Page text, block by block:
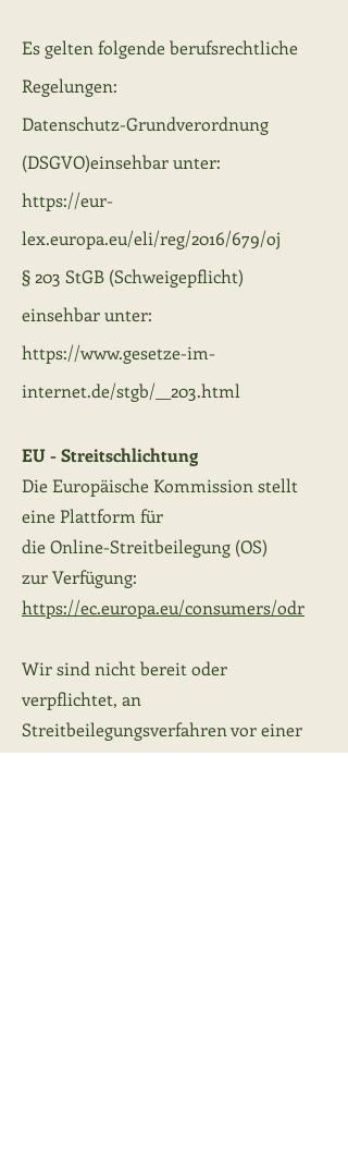
Es gelten folgende berufsrechtliche
Regelungen:
Datenschutz-Grundverordnung
(DSGVO)einsehbar unter:
https://eur-
lex.europa.eu/eli/reg/2016/679/oj
§ 203 StGB (Schweigepflicht)
einsehbar unter:
https://www.gesetze-im-
internet.de/stgb/__203.html
EU - Streitschlichtung
Die Europäische Kommission stellt
eine Plattform für
die Online-Streitbeilegung (OS)
zur Verfügung:
https://ec.europa.eu/consumers/odr
Wir sind nicht bereit oder
verpflichtet, an
Streitbeilegungsverfahren vor einer
Verbraucherschlichtungsstelle